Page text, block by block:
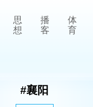
思
想
播
客
体
育
#襄阳